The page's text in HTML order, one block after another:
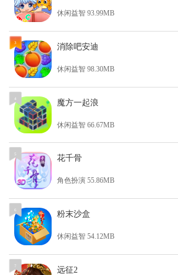
休闲益智 93.99MB
3 消除吧安迪
休闲益智 98.30MB
4 魔方一起浪
休闲益智 66.67MB
5 花千骨
角色扮演 55.86MB
6 粉末沙盒
休闲益智 54.12MB
7 远征2